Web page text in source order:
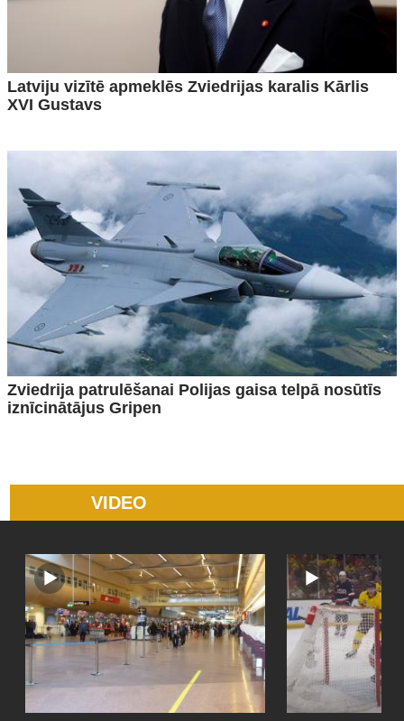
Latviju vizītē apmeklēs Zviedrijas karalis Kārlis
XVI Gustavs
Zviedrija patrulēšanai Polijas gaisa telpā nosūtīs
iznīcinātājus Gripen
VIDEO